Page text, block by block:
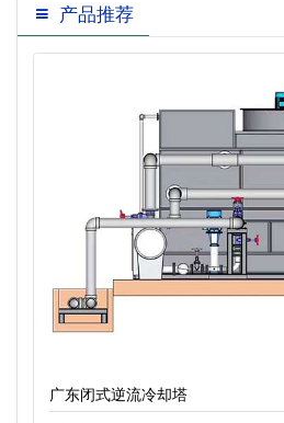
产品推荐
广东闭式逆流冷却塔